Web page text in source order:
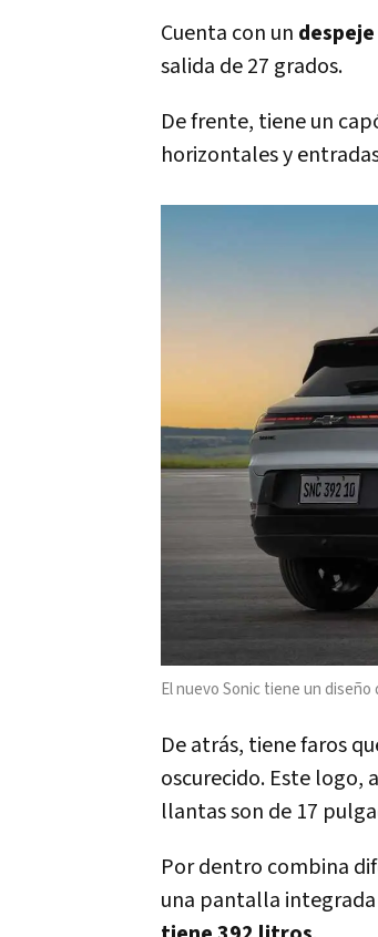
Cuenta con un
salida de 27 grados.
De frente, tiene un
horizontales y
El nuevo Sonic tiene un
De atrás, tiene faros
oscurecido. Este logo,
llantas son de 17
Por dentro combina
una pantalla